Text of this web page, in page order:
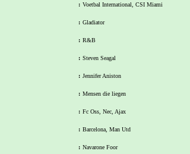
: Voetbal International, CSI Miami
: Gladiator
: R&B
: Steven Seagal
: Jennifer Aniston
: Mensen die liegen
: Fc Oss, Nec, Ajax
: Barcelona, Man Utd
: Navarone Foor